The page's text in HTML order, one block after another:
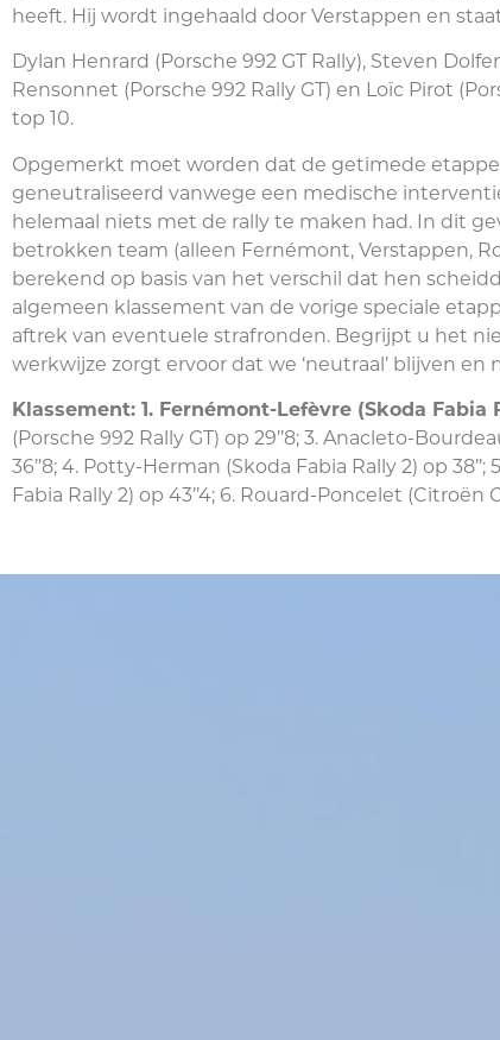
heeft. Hij wordt ingehaald door Verstappen en
Dylan Henrard (Porsche 992 GT Rally), Steven
Rensonnet (Porsche 992 Rally GT) en Loïc Pirot
top 10.
Opgemerkt moet worden dat de getimede
geneutraliseerd vanwege een medische
helemaal niets met de rally te maken had. In dit
betrokken team (alleen Fernémont, Verstappen,
berekend op basis van het verschil dat hen
algemeen klassement van de vorige speciale
aftrek van eventuele strafronden. Begrijpt u het
werkwijze zorgt ervoor dat we ‘neutraal’ blijven
Klassement: 1. Fernémont-Lefèvre (Skoda Fabia
(Porsche 992 Rally GT) op 29’’8; 3. Anacleto-
36’’8; 4. Potty-Herman (Skoda Fabia Rally 2) op
Fabia Rally 2) op 43’’4; 6. Rouard-Poncelet (Citroën